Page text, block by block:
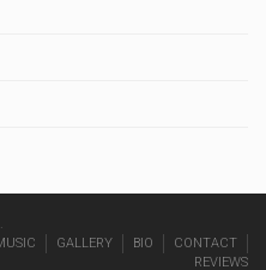
GALLERY BIO
CONTACT
REVIEWS